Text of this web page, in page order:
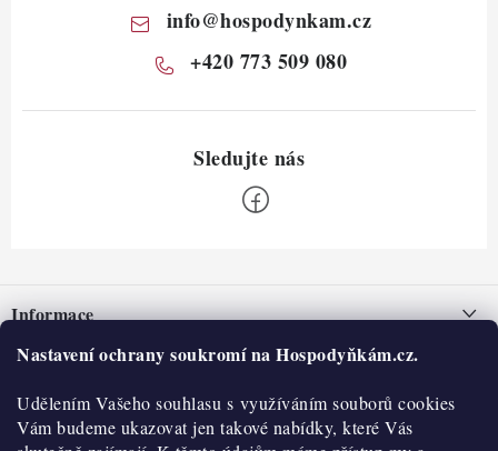
Nastavení ochrany soukromí na Hospodyňkám.cz.
Udělením Vašeho souhlasu s využíváním souborů cookies
Vám budeme ukazovat jen takové nabídky, které Vás
info@hospodynkam.cz
+420 773 509 080
pInformace
Nepřevzetí zásilky na dobírku
Obchodní podmínky
Hodnocení obchodu
O nás
Historie
O nákupu